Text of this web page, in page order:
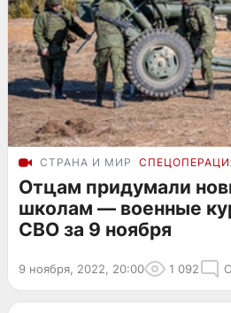
СТРАНА И МИР
Отцам придумали
школам — военные
СВО за 9 ноября
9 ноября, 2022, 20:00 1 092